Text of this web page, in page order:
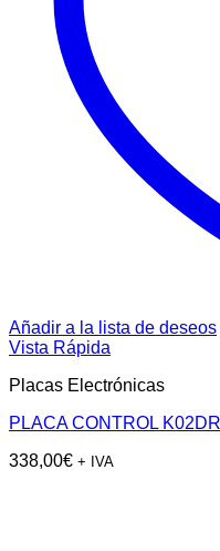
Añadir a la lista de deseos
Vista Rápida
Placas Electrónicas
PLACA CONTROL
338,00€ + IVA